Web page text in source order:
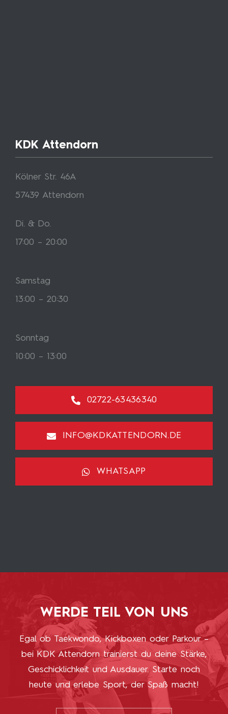
KDK Attendorn
Kölner Str. 46A
57439 Attendorn
Di. & Do.
17:00 – 20:00
Samstag
13:00 – 20:30
Sonntag
10:00 – 13:00
02722-63436340
INFO@KDKATTENDORN.DE
WHATSAPP
WERDE TEIL VON UNS
Egal ob Taekwondo, Kickboxen oder Parkour –
bei KDK Attendorn trainierst du deine Stärke,
Geschicklichkeit und Ausdauer. Starte noch
heute und erlebe Sport, der Spaß macht!